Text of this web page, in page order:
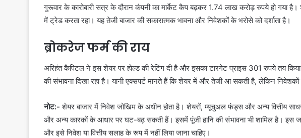
गुरूवार के कारोबारी सत्र के दौरान कंपनी का मार्केट कैप बढ़कर 1.74 लाख करोड़ रुपये हो
में ट्रेड करता रहा। यह तेजी बाजार की सकारात्मक भावना और निवेशकों के भरोसे को दर्शाता है।
ब्रोकरेज फर्म की राय
अरिहंत कैपिटल ने इस शेयर पर होल्ड की रेटिंग दी है और इसका टारगेट प्राइस 301 रुपये तय
की संभावना दिखा रहा है। यानी एक्सपर्ट मानते हैं कि शेयर में और तेजी आ सकती है, लेकिन निवेशकों
नोट:- शेयर बाजार में निवेश जोखिम के अधीन होता है। शेयरों, म्यूचुअल फंड्स और अन्य वित्तीय साधनों
और अन्य कारकों के आधार पर घट-बढ़ सकती हैं। इसमें पूंजी हानि की संभावना भी शामिल है। इस
और इसे निवेश या वित्तीय सलाह के रूप में नहीं लिया जाना चाहिए।